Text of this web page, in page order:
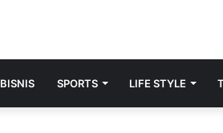
BISNIS SPORTS LIFE STYLE